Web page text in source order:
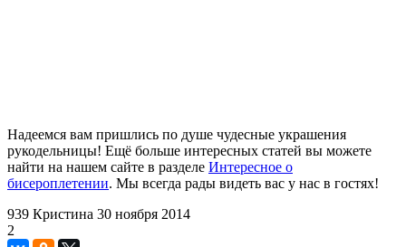
Надеемся вам пришлись по душе чудесные украшения
рукодельницы! Ещё больше интересных статей вы можете
найти на нашем сайте в разделе Интересное о
бисероплетении. Мы всегда рады видеть вас у нас в гостях!
939 Кристина 30 ноября 2014
2